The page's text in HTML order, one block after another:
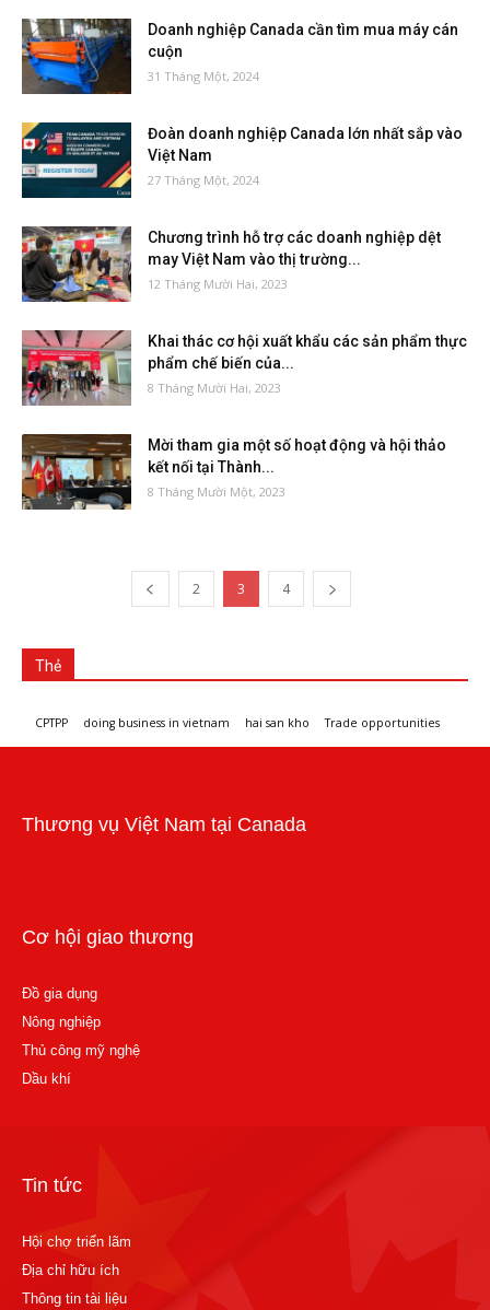
Doanh nghiệp Canada cần tìm mua máy cán
cuộn
31 Tháng Một, 2024
Đoàn doanh nghiệp Canada lớn nhất sắp vào
Việt Nam
27 Tháng Một, 2024
Chương trình hỗ trợ các doanh nghiệp dệt
may Việt Nam vào thị trường...
12 Tháng Mười Hai, 2023
Khai thác cơ hội xuất khẩu các sản phẩm thực
phẩm chế biến của...
8 Tháng Mười Hai, 2023
Mời tham gia một số hoạt động và hội thảo
kết nối tại Thành...
8 Tháng Mười Một, 2023
2 3 4
Thẻ
CPTPP doing business in vietnam hai san kho Trade opportunities
Thương vụ Việt Nam tại Canada
Cơ hội giao thương
Đồ gia dụng
Nông nghiệp
Thủ công mỹ nghệ
Dầu khí
Tin tức
Hội chợ triển lãm
Địa chỉ hữu ích
Thông tin tài liệu